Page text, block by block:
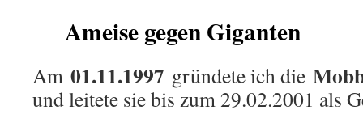
Ameise gegen Giganten
Am 01.11.1997 gründete ich die
und leitete sie bis zum 29.02.2001 als